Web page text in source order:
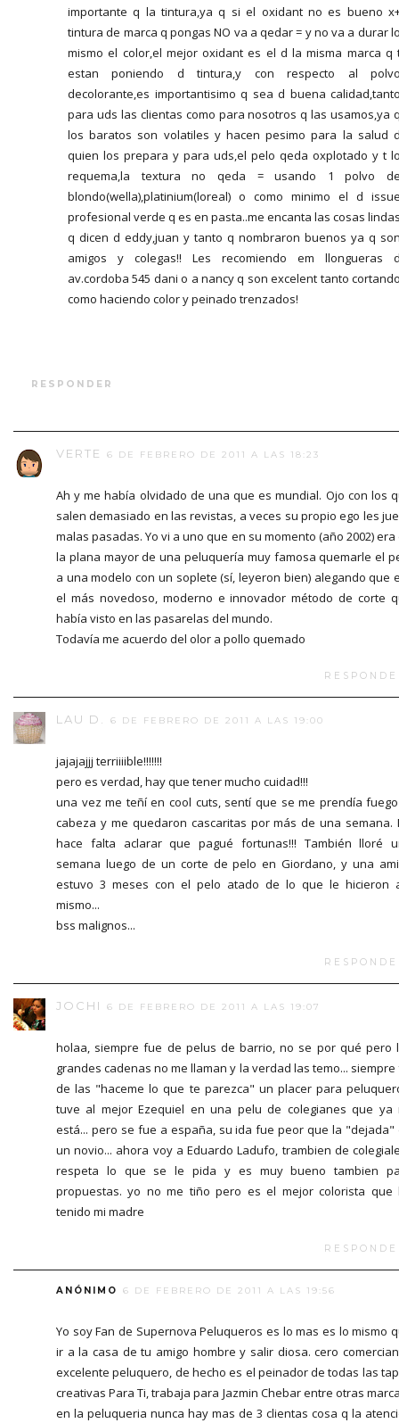
importante q la tintura,ya q si el oxidant no es bueno
tintura de marca q pongas NO va a qedar = y no va a durar
mismo el color,el mejor oxidant es el d la misma marca q
estan poniendo d tintura,y con respecto al
decolorante,es importantisimo q sea d buena
para uds las clientas como para nosotros q las usamos,ya
los baratos son volatiles y hacen pesimo para la salud
quien los prepara y para uds,el pelo qeda oxplotado y t
requema,la textura no qeda = usando 1 polvo
blondo(wella),platinium(loreal) o como minimo el d
profesional verde q es en pasta..me encanta las cosas
q dicen d eddy,juan y tanto q nombraron buenos ya q
amigos y colegas!! Les recomiendo em llongueras
av.cordoba 545 dani o a nancy q son excelent tanto
como haciendo color y peinado trenzados!
RESPONDER
VERTE 6 DE FEBRERO DE 2011 A LAS 18:23
Ah y me había olvidado de una que es mundial. Ojo con los
salen demasiado en las revistas, a veces su propio ego les
malas pasadas. Yo vi a uno que en su momento (año 2002) era
la plana mayor de una peluquería muy famosa quemarle el
a una modelo con un soplete (sí, leyeron bien) alegando que
el más novedoso, moderno e innovador método de corte
había visto en las pasarelas del mundo.
Todavía me acuerdo del olor a pollo quemado
LAU D. 6 DE FEBRERO DE 2011 A LAS 19:00
jajajajjj terriiiible!!!!!!!
pero es verdad, hay que tener mucho cuidad!!!
una vez me teñí en cool cuts, sentí que se me prendía
cabeza y me quedaron cascaritas por más de una semana.
hace falta aclarar que pagué fortunas!!! También lloré
semana luego de un corte de pelo en Giordano, y una
estuvo 3 meses con el pelo atado de lo que le hicieron
mismo...
bss malignos...
JOCHI 6 DE FEBRERO DE 2011 A LAS 19:07
holaa, siempre fue de pelus de barrio, no se por qué pero
grandes cadenas no me llaman y la verdad las temo... siempre
de las "haceme lo que te parezca" un placer para
tuve al mejor Ezequiel en una pelu de colegianes que ya
está... pero se fue a españa, su ida fue peor que la "dejada"
un novio... ahora voy a Eduardo Ladufo, trambien de
respeta lo que se le pida y es muy bueno tambien
propuestas. yo no me tiño pero es el mejor colorista que
tenido mi madre
ANÓNIMO 6 DE FEBRERO DE 2011 A LAS 19:56
Yo soy Fan de Supernova Peluqueros es lo mas es lo mismo
ir a la casa de tu amigo hombre y salir diosa. cero
excelente peluquero, de hecho es el peinador de todas las
creativas Para Ti, trabaja para Jazmin Chebar entre otras
en la peluqueria nunca hay mas de 3 clientas cosa q la